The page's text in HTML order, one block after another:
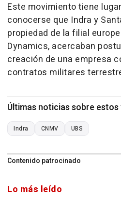
Este movimiento tiene
conocerse que Indra y
propiedad de la filial
Dynamics, acercaban
creación de una empresa
contratos militares
Últimas noticias sobre
Indra CNMV UBS
Contenido patrocinado
Lo más leído